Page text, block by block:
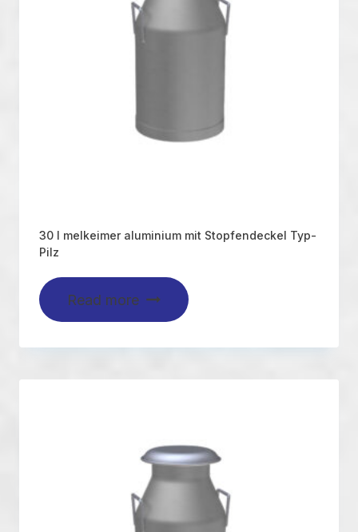
30 l melkeimer aluminium mit Stopfendeckel Typ-
Pilz
Read more